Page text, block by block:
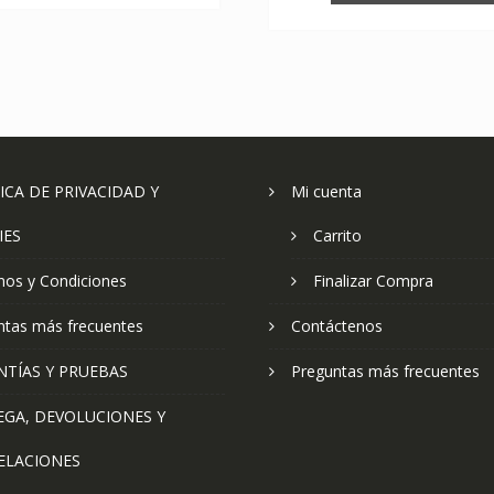
DE PRIVACIDAD Y
y Condiciones
más frecuentes
Y PRUEBAS
DEVOLUCIONES Y
Mi cuenta
Carrito
Finalizar Compra
Contáctenos
Preguntas más frecuentes